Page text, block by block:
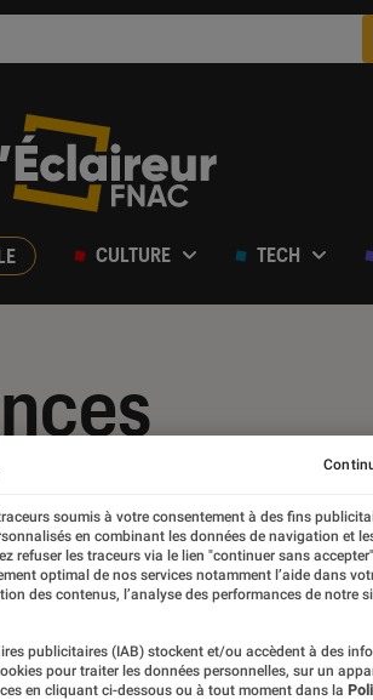
CULTURE TECH
soumis à votre consentement à des fins
en combinant les données de navigation et
refuser les traceurs via le lien "continuer sans
optimal de nos services notamment l’aide dans
des contenus, l’analyse des performances de notre
publicitaires (IAB) stockent et/ou accèdent à des
pour traiter les données personnelles, sur un
en cliquant ci-dessous ou à tout moment dans la